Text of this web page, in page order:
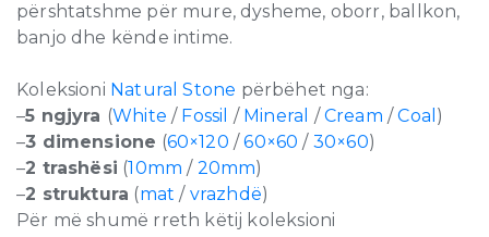
përshtatshme për mure, dysheme, oborr, ballkon,
banjo dhe kënde intime.
Koleksioni Natural Stone përbëhet nga:
–5 ngjyra (White / Fossil / Mineral /Cream /Coal )
–3 dimensione (60×120 /60×60 / 30×60)
–2 trashësi (10mm / 20mm)
–2 struktura (mat / vrazhdë)
Për më shumë rreth këtij koleksioni